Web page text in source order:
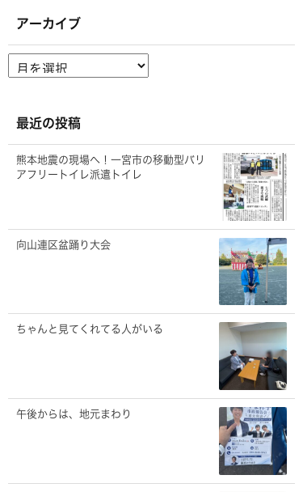
アーカイブ
ー
ブ
最近の投稿
熊本地震の現場へ！一宮市の移動型バリ
アフリートイレ派遣トイレ
向山連区盆踊り大会
ちゃんと見てくれてる人がいる
午後からは、地元まわり